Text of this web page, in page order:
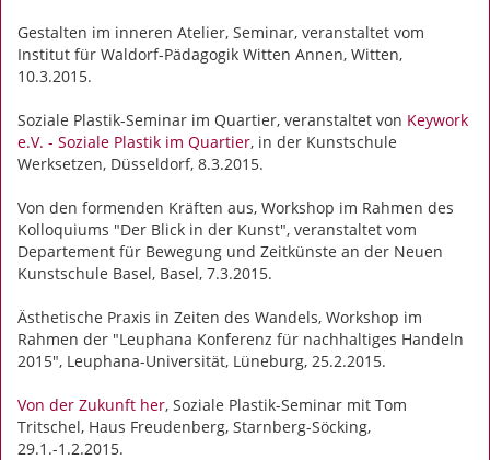
Gestalten im inneren Atelier, Seminar, veranstaltet vom
Institut für Waldorf-Pädagogik Witten Annen, Witten,
10.3.2015.
Soziale Plastik-Seminar im Quartier, veranstaltet von Keywork
e.V. - Soziale Plastik im Quartier, in der Kunstschule
Werksetzen, Düsseldorf, 8.3.2015.
Von den formenden Kräften aus, Workshop im Rahmen des
Kolloquiums "Der Blick in der Kunst", veranstaltet vom
Departement für Bewegung und Zeitkünste an der Neuen
Kunstschule Basel, Basel, 7.3.2015.
Ästhetische Praxis in Zeiten des Wandels, Workshop im
Rahmen der "Leuphana Konferenz für nachhaltiges Handeln
2015", Leuphana-Universität, Lüneburg, 25.2.2015.
Von der Zukunft her, Soziale Plastik-Seminar mit Tom
Tritschel, Haus Freudenberg, Starnberg-Söcking,
29.1.-1.2.2015.